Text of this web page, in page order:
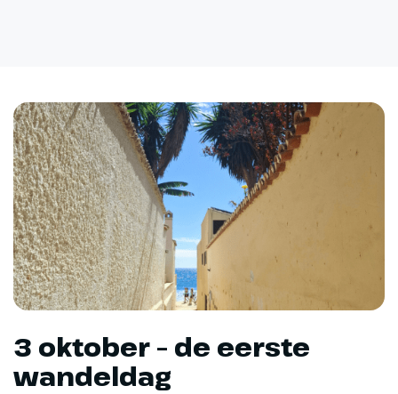
3 oktober – de eerste
wandeldag